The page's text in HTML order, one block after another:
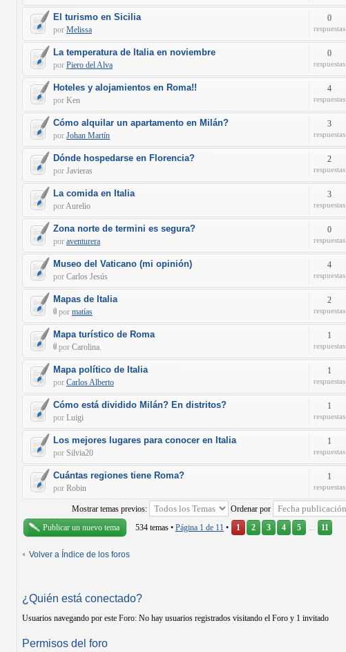
El turismo en Sicilia
por Melissa
0
respuestas
La temperatura de Italia en noviembre
por Piero del Alva
0
respuestas
Hoteles y alojamientos en Roma!!
por Ken
4
respuestas
Cómo alquilar un apartamento en Milán?
por Johan Martín
3
respuestas
Dónde hospedarse en Florencia?
por Javieras
2
respuestas
La comida en Italia
porAurelio
3
respuestas
Zona norte de termini es segura?
por aventurera
0
respuestas
Museo del Vaticano (mi opinión)
por Carlos Jesús
4
respuestas
Mapas de Italia
por matías
2
respuestas
Mapa turístico de Roma
por Carolina.
1
respuestas
Mapa político de Italia
por Carlos Alberto
1
respuestas
Cómo está dividido Milán? En distritos?
por Luigi
1
respuestas
Los mejores lugares para conocer en Italia
por Silvia20
1
respuestas
Cuántas regiones tiene Roma?
por Robin
1
respuestas
Mostrar temas previos:
Ordenar por
Publicar un nuevo tema
534 temas • Página 1 de 11 • 1 2 3 4 5 ... 11
Volver a Índice de los foros
¿Quién está conectado?
Usuarios navegando por este Foro: No hay usuarios registrados visitando el Foro y 1 invitado
Permisos del foro